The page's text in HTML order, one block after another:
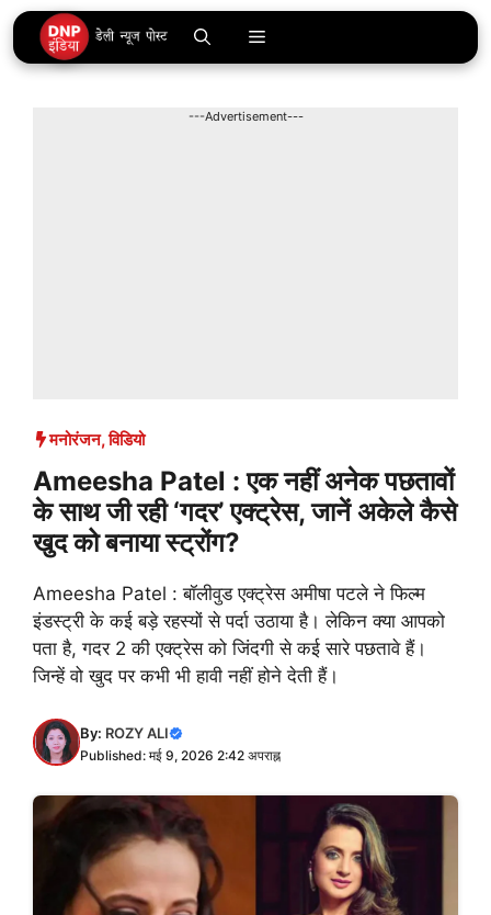
Skip
to
content
Menu
---Advertisement---
मनोरंजन,विडियो
Ameesha Patel : एक नहीं अनेक पछतावों
के साथ जी रही ‘गदर’ एक्ट्रेस, जानें अकेले कैसे
खुद को बनाया स्ट्रोंग?
Ameesha Patel : बॉलीवुड एक्ट्रेस अमीषा पटले ने फिल्म
इंडस्ट्री के कई बड़े रहस्यों से पर्दा उठाया है। लेकिन क्या आपको
पता है, गदर 2 की एक्ट्रेस को जिंदगी से कई सारे पछतावे हैं।
जिन्हें वो खुद पर कभी भी हावी नहीं होने देती हैं।
By: ROZY ALI
Published: मई 9, 2026 2:42 अपराह्न